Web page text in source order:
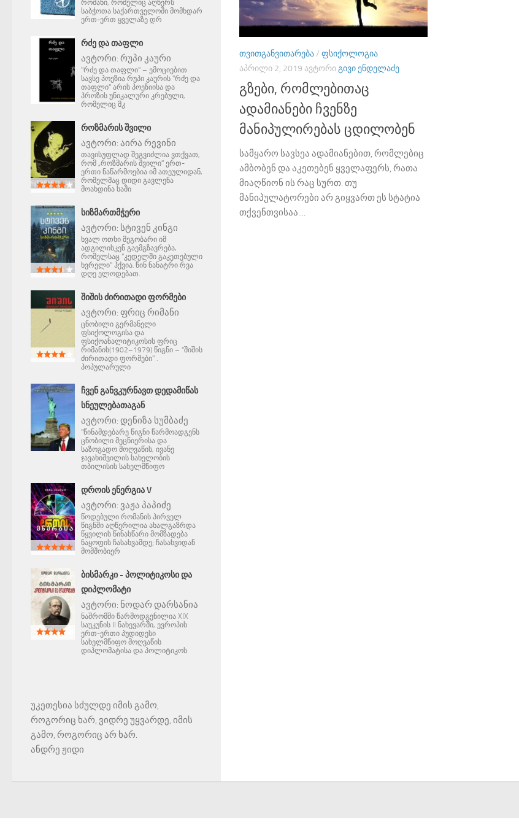
ᲗᲕᲘᲗᲒᲐᲜᲕᲘᲗᲐᲠᲔᲑᲐ/ ᲤᲡᲘᲥᲝᲚᲝᲒᲘᲐ
ᲐᲞᲠᲘᲚᲘ 2, 2019 ᲐᲕᲢᲝᲠᲘᲒᲘᲕᲘ ᲔᲜᲓᲔᲚᲐᲫᲔ
გზები, რომლებითაც
ადამიანები ჩვენზე
მანიპულირებას ცდილობენ
სამყარო სავსეა ადამიანებით, რომლებიც
ამბობენ და აკეთებენ ყველაფერს, რათა
მიაღწიონ ის რაც სურთ. თუ
მანიპულატორები არ გიყვართ ეს სტატია
თქვენთვისაა....
რომანი, რომელიც აღწერს
საბჭოთა საქართველოში მომხდარ
ერთ-ერთ ყველაზე დრ
ᲠᲫᲔ ᲓᲐ ᲗᲐᲤᲚᲘ
ავტორი: რუპი კაური
"რძე და თაფლი" – ემოციებით
სავსე პოეზია რუპი კაურის "რძე და
თაფლი" არის პოეზიისა და
პროზის უნიკალური კრებული,
რომელიც მკ
ᲠᲝᲖᲛᲐᲠᲘᲡ ᲨᲕᲘᲚᲘ
ავტორი: აირა რევინი
თავისუფლად შეგვიძლია ვთქვათ,
რომ „როზმარის შვილი" ერთ-
ერთი ნაწარმოებია იმ ათეულიდან,
რომელმაც დიდი გავლენა
მოახდინა საში
ᲡᲘᲖᲛᲐᲠᲗᲛᲭᲔᲠᲘ
ავტორი: სტივენ კინგი
ხვალ ოთხი მეგობარი იმ
ადგილისკენ გაემგზავრება,
რომელსაც "კედელში გაკეთებული
ხვრელი" ჰქვია. წინ ნანატრი რვა
დღე ელოდებათ.
ᲨᲘᲨᲘᲡ ᲫᲘᲠᲘᲗᲐᲓᲘ ᲤᲝᲠᲛᲔᲑᲘ
ავტორი: ფრიც რიმანი
ცნობილი გერმანელი
ფსიქოლოგისა და
ფსიქოანალიტიკოსის ფრიც
რიმანის(1902–1979) წიგნი – "შიშის
ძირითადი ფორმები" .
პოპულარული
ᲩᲕᲔᲜ ᲒᲐᲜᲕᲙᲣᲠᲜᲐᲕᲗ ᲓᲔᲓᲐᲛᲘᲬᲐᲡ
ᲡᲜᲔᲣᲚᲔᲑᲐᲗᲐᲒᲐᲜ
ავტორი: დენიზა სუმბაძე
"წინამდებარე წიგნი წარმოადგენს
ცნობილი მეცნიერისა და
საზოგადო მოღვაწის, ივანე
ჯავახიშვილის სახელობის
თბილისის სახელმწიფო
ᲓᲠᲝᲘᲡ ᲔᲜᲔᲠᲒᲘᲐ V
ავტორი: ვაჟა პაპიძე
წოდებული რომანის პირველ
წიგნში აღწერილია ახალგაზრდა
წყვილის წინასწარი მომზადება
ნაყოფის ჩასახვამდე; ჩასახვიდან
მომშობიერ
ᲑᲘᲡᲛᲐᲠᲙᲘ - ᲞᲝᲚᲘᲢᲘᲙᲝᲡᲘ ᲓᲐ
ᲓᲘᲞᲚᲝᲛᲐᲢᲘ
ავტორი: ნოდარ დარსანია
ნაშრომში წარმოდგენილია XIX
საუკუნის II ნახევარში, ევროპის
ერთ-ერთი პუდიდესი
სახელმწიფო მოღვაწის
დიპლომატისა და პოლიტიკოს
უკეთესია სძულდე იმის გამო,
როგორიც ხარ, ვიდრე უყვარდე, იმის
გამო, როგორიც არ ხარ.
ანდრე ჟიდი